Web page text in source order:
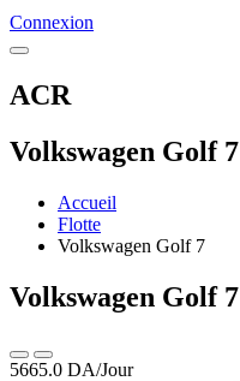
Connexion
ACR
Volkswagen Golf 7
Accueil
Flotte
Volkswagen Golf 7
Volkswagen Golf 7
5665.0 DA/Jour